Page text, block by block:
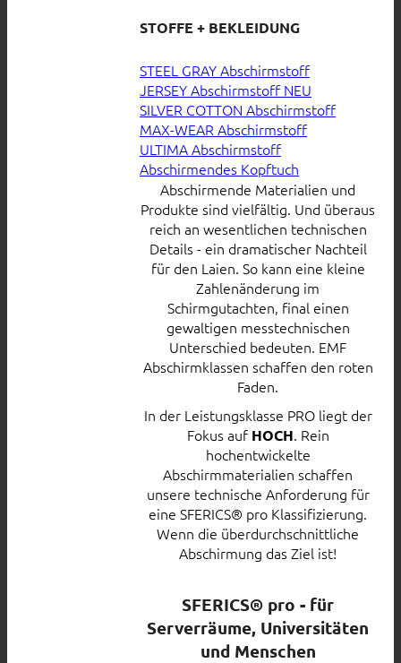
STOFFE + BEKLEIDUNG
STEEL GRAY Abschirmstoff
JERSEY Abschirmstoff
SILVER COTTON Abschirmstoff
MAX-WEAR Abschirmstoff
ULTIMA Abschirmstoff
Abschirmendes Kopftuch
Abschirmende Materialien und
Produkte sind vielfältig. Und überaus
reich an wesentlichen technischen
Details - ein dramatischer Nachteil
für den Laien. So kann eine kleine
Zahlenänderung im
Schirmgutachten, final einen
gewaltigen messtechnischen
Unterschied bedeuten. EMF
Abschirmklassen schaffen den roten
Faden.
In der Leistungsklasse PRO liegt der
Fokus auf HOCH. Rein
hochentwickelte
Abschirmmaterialien schaffen
unsere technische Anforderung für
eine SFERICS® pro Klassifizierung.
Wenn die überdurchschnittliche
Abschirmung das Ziel ist!
SFERICS® pro - für
Serverräume, Universitäten
und Menschen